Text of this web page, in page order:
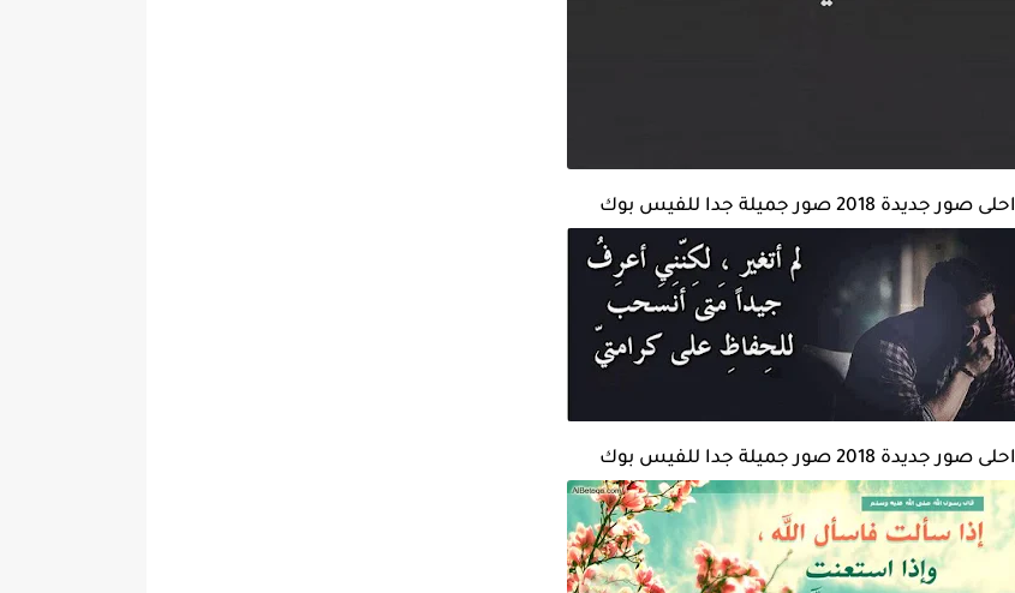
احلى صور جديدة 2018 صور جميلة جدا للفيس بوك
احلى صور جديدة 2018 صور جميلة جدا للفيس بوك